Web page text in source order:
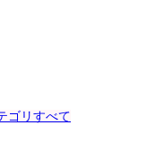
ゴリすべて